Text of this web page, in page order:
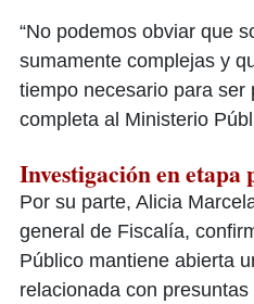
“No podemos obviar que
sumamente complejas y
tiempo necesario para ser
completa al Ministerio
Investigación en
Por su parte, Alicia
general de Fiscalía,
Público mantiene abierta
relacionada con